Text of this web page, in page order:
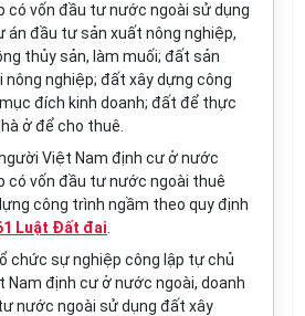
có vốn đầu tư nước ngoài sử dụng
đầu tư sản xuất nông nghiệp,
thủy sản, làm muối; đất sản
nông nghiệp; đất xây dựng công
đích kinh doanh; đất để thực
ở để cho thuê.
Việt Nam định cư ở nước
có vốn đầu tư nước ngoài thuê
công trình ngầm theo quy định
Luật Đất đai
chức sự nghiệp công lập tự chủ
Nam định cư ở nước ngoài, doanh
nước ngoài sử dụng đất xây